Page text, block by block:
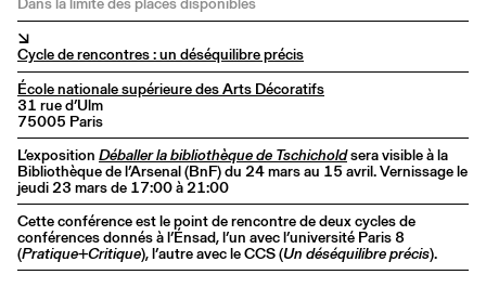
↘
Cycle de rencontres : un déséquilibre précis
École nationale supérieure des Arts Décoratifs
31 rue d’Ulm
75005 Paris
L’exposition Déballer la bibliothèque de Tschicholdsera visible à la
Bibliothèque de l’Arsenal (BnF) du 24 mars au 15 avril. Vernissage le
jeudi 23 mars de 17:00 à 21:00
Cette conférence est le point de rencontre de deux cycles de
conférences donnés à l’Énsad, l’un avec l’université Paris 8
(Pratique+Critique), l’autre avec le CCS (Un déséquilibre précis).